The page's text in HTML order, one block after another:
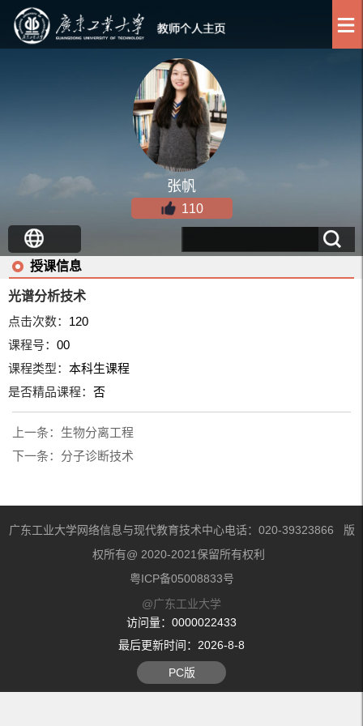
张帆
110
授课信息
光谱分析技术
点击次数： 120
课程号：00
课程类型：本科生课程
是否精品课程：否
上一条： 生物分离工程
下一条： 分子诊断技术
广东工业大学网络信息与现代教育技术中心电话：020-39323866 版
权所有@ 2020-2021保留所有权利
粤ICP备05008833号
@广东工业大学
访问量： 0000022433
最后更新时间： 2026-8-8
PC版